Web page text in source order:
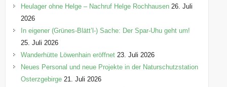
Heulager ohne Helge – Nachruf Helge Rochhausen 26. Juli
2026
In eigener (Grünes-Blätt’l-) Sache: Der Spar-Uhu geht um!
25. Juli 2026
Wanderhütte Löwenhain eröffnet 23. Juli 2026
Neues Personal und neue Projekte in der Naturschutzstation
Osterzgebirge 21. Juli 2026